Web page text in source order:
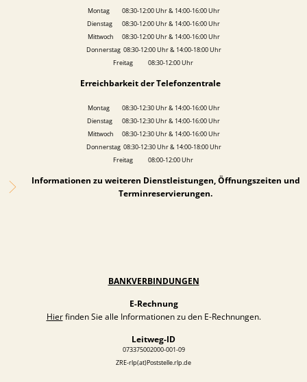
Montag 08:30-12:00 Uhr & 14:00-16:00 Uhr
Dienstag 08:30-12:00 Uhr & 14:00-16:00 Uhr
Mittwoch 08:30-12:00 Uhr & 14:00-16:00 Uhr
Donnerstag 08:30-12:00 Uhr & 14:00-18:00 Uhr
Freitag 08:30-12:00 Uhr
Erreichbarkeit der Telefonzentrale
Montag 08:30-12:30 Uhr & 14:00-16:00 Uhr
Dienstag 08:30-12:30 Uhr & 14:00-16:00 Uhr
Mittwoch 08:30-12:30 Uhr & 14:00-16:00 Uhr
Donnerstag 08:30-12:30 Uhr & 14:00-18:00 Uhr
Freitag 08:00-12:00 Uhr
Informationen zu weiteren Dienstleistungen, Öffnungszeiten und
Terminreservierungen.
BANKVERBINDUNGEN
E-Rechnung
Hierfinden Sie alle Informationen zu den E-Rechnungen.
Leitweg-ID
073375002000-001-09
ZRE-rlp(at)Poststelle.rlp.de